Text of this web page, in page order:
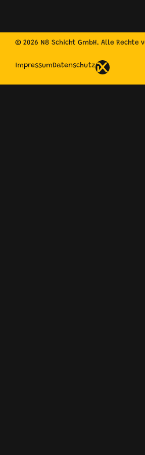
© 2026 N8 Schicht GmbH. Alle Rechte
ImpressumDatenschutz